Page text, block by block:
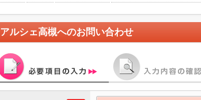
アルシェ高槻へのお問い合わせ